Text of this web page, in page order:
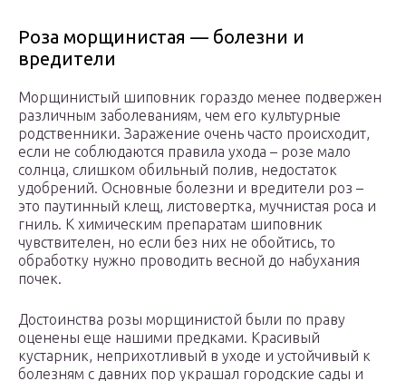
Роза морщинистая — болезни и
вредители
Морщинистый шиповник гораздо менее подвержен
различным заболеваниям, чем его культурные
родственники. Заражение очень часто происходит,
если не соблюдаются правила ухода – розе мало
солнца, слишком обильный полив, недостаток
удобрений. Основные болезни и вредители роз –
это паутинный клещ, листовертка, мучнистая роса и
гниль. К химическим препаратам шиповник
чувствителен, но если без них не обойтись, то
обработку нужно проводить весной до набухания
почек.
Достоинства розы морщинистой были по праву
оценены еще нашими предками. Красивый
кустарник, неприхотливый в уходе и устойчивый к
болезням с давних пор украшал городские сады и